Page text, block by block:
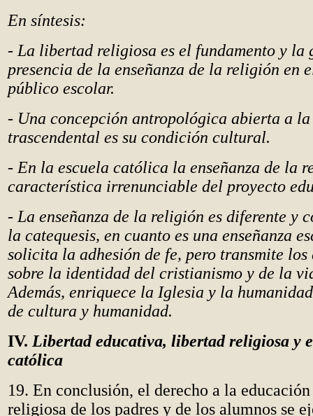
En síntesis:
- La libertad religiosa es el fundamento y la
presencia de la enseñanza de la religión en
público escolar.
- Una concepción antropológica abierta a
trascendental es su condición cultural.
- En la escuela católica la enseñanza de la
característica irrenunciable del proyecto
- La enseñanza de la religión es diferente y
la catequesis, en cuanto es una enseñanza
solicita la adhesión de fe, pero transmite los
sobre la identidad del cristianismo y de la
Además, enriquece la Iglesia y la
de cultura y humanidad.
IV. Libertad educativa, libertad religiosa y
católica
19. En conclusión, el derecho a la
religiosa de los padres y de los alumnos se